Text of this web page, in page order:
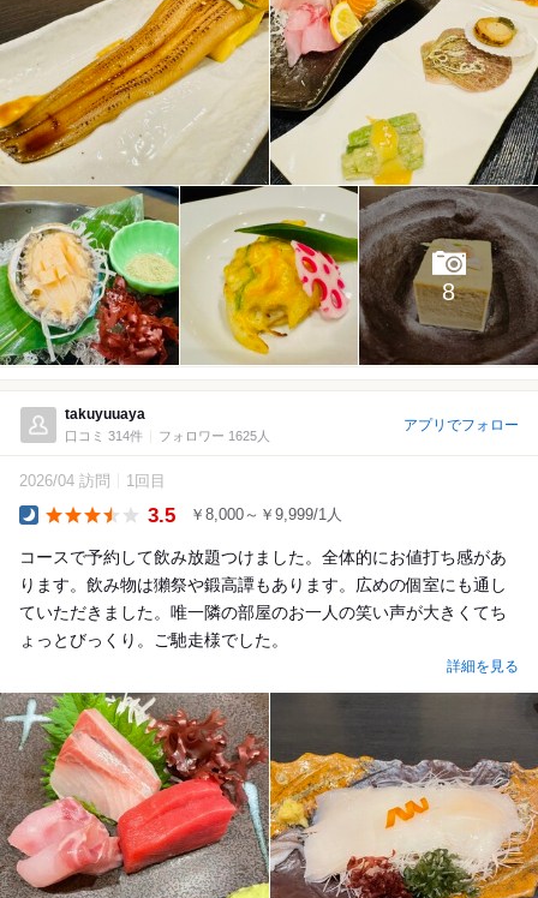
8
takuyuuaya
口コミ 314件 フォロワー 1625人
アプリでフォロー
2026/04 訪問 1回目
3.5 ￥8,000～￥9,999/1人
コースで予約して飲み放題つけました。全体的にお値打ち感があ
ります。飲み物は獺祭や鍛高譚もあります。広めの個室にも通し
ていただきました。唯一隣の部屋のお一人の笑い声が大きくてち
ょっとびっくり。ご馳走様でした。
詳細を見る